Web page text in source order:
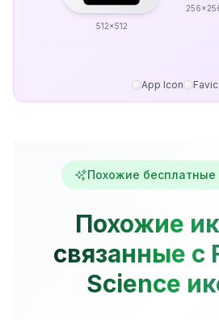
512x512
App Icon
Похожие бесплатные
Похожие
связанные с
Science